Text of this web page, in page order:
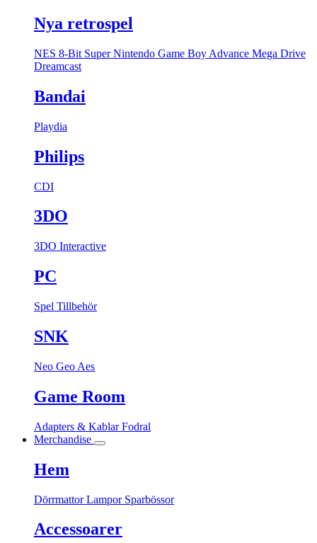
Nya retrospel
NES 8-Bit Super Nintendo Game Boy Advance Mega Drive
Dreamcast
Bandai
Playdia
Philips
CDI
3DO
3DO Interactive
PC
Spel Tillbehör
SNK
Neo Geo Aes
Game Room
Adapters & KablarFodral
Merchandise
Hem
DörrmattorLampor Sparbössor
Accessoarer